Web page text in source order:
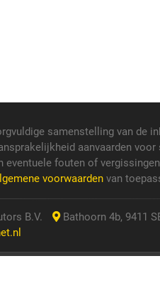
samenstelling van de
aanvaarden
eventuele fouten of
voorwaarden van
B.V.
Bathoorn 4b, 9411